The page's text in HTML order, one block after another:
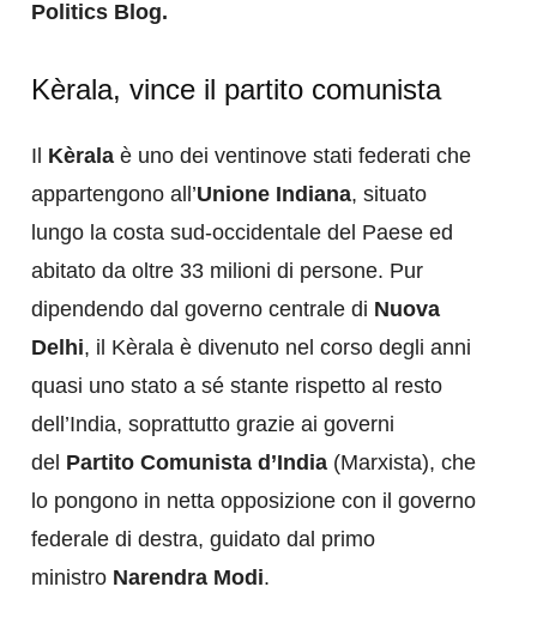
Politics Blog.
Kèrala, vince il partito comunista
Il Kèrala è uno dei ventinove stati federati che
appartengono all’Unione Indiana, situato
lungo la costa sud-occidentale del Paese ed
abitato da oltre 33 milioni di persone. Pur
dipendendo dal governo centrale di Nuova
Delhi, il Kèrala è divenuto nel corso degli anni
quasi uno stato a sé stante rispetto al resto
dell’India, soprattutto grazie ai governi
del Partito Comunista d’India (Marxista), che
lo pongono in netta opposizione con il governo
federale di destra, guidato dal primo
ministro Narendra Modi.